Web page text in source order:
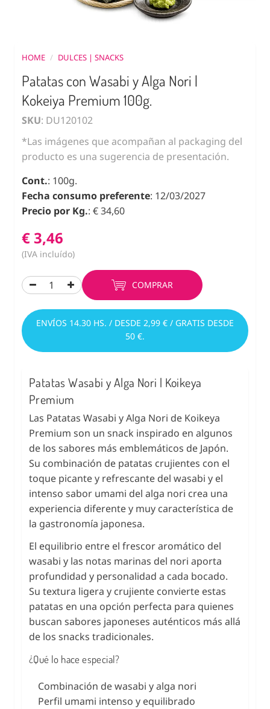
HOME / DULCES | SNACKS
Patatas con Wasabi y Alga Nori |
Kokeiya Premium 100g.
SKU: DU120102
*Las imágenes que acompañan al packaging del
producto es una sugerencia de presentación.
Cont.: 100g.
Fecha consumo preferente: 12/03/2027
Precio por Kg.: € 34,60
€ 3,46
(IVA incluído)
COMPRAR
ENVÍOS 14.30 HS. / DESDE 2,99 € / GRATIS DESDE
50 €.
Patatas Wasabi y Alga Nori | Koikeya
Premium
Las Patatas Wasabi y Alga Nori de Koikeya
Premium son un snack inspirado en algunos
de los sabores más emblemáticos de Japón.
Su combinación de patatas crujientes con el
toque picante y refrescante del wasabi y el
intenso sabor umami del alga nori crea una
experiencia diferente y muy característica de
la gastronomía japonesa.
El equilibrio entre el frescor aromático del
wasabi y las notas marinas del nori aporta
profundidad y personalidad a cada bocado.
Su textura ligera y crujiente convierte estas
patatas en una opción perfecta para quienes
buscan sabores japoneses auténticos más allá
de los snacks tradicionales.
¿Qué lo hace especial?
Combinación de wasabi y alga nori
Perfil umami intenso y equilibrado